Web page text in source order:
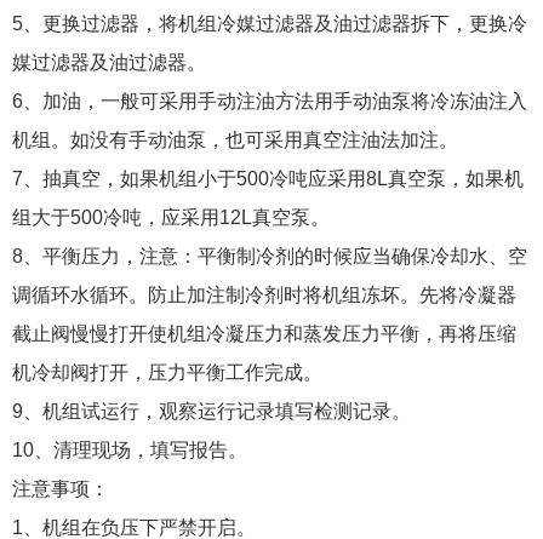
5、更换过滤器，将机组冷媒过滤器及油过滤器拆下，更换冷
媒过滤器及油过滤器。
6、加油，一般可采用手动注油方法用手动油泵将冷冻油注入
机组。如没有手动油泵，也可采用真空注油法加注。
7、抽真空，如果机组小于500冷吨应采用8L真空泵，如果机
组大于500冷吨，应采用12L真空泵。
8、平衡压力，注意：平衡制冷剂的时候应当确保冷却水、空
调循环水循环。防止加注制冷剂时将机组冻坏。先将冷凝器
截止阀慢慢打开使机组冷凝压力和蒸发压力平衡，再将压缩
机冷却阀打开，压力平衡工作完成。
9、机组试运行，观察运行记录填写检测记录。
10、清理现场，填写报告。
注意事项：
1、机组在负压下严禁开启。